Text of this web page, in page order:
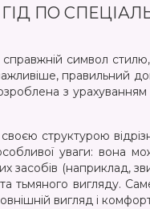
ПО
символ
правильний
з
структурою
уваги: вона
засобів (наприклад,
тьмяного вигляду.
вигляд і